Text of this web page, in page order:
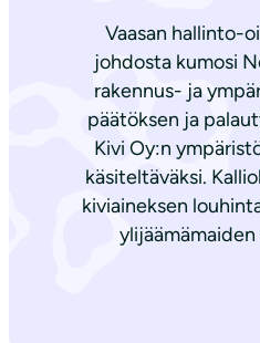
Vaasan hallinto-
johdosta kumosi
rakennus- ja
päätöksen ja
Kivi Oy:n
käsiteltäväksi.
kiviaineksen